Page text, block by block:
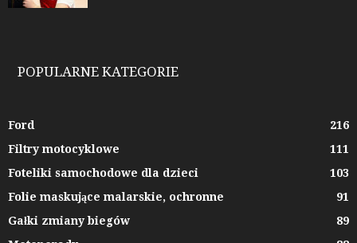
POPULARNE KATEGORIE
Ford
216
Filtry motocyklowe
111
Foteliki samochodowe dla dzieci
103
Folie maskujące malarskie, ochronne
91
Gałki zmiany biegów
89